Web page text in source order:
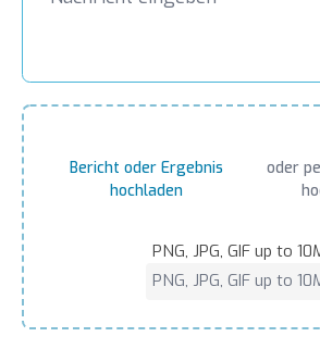
Bericht oder Ergebnis
hochladen
oder
PNG, JPG, GIF up to
PNG, JPG, GIF up to